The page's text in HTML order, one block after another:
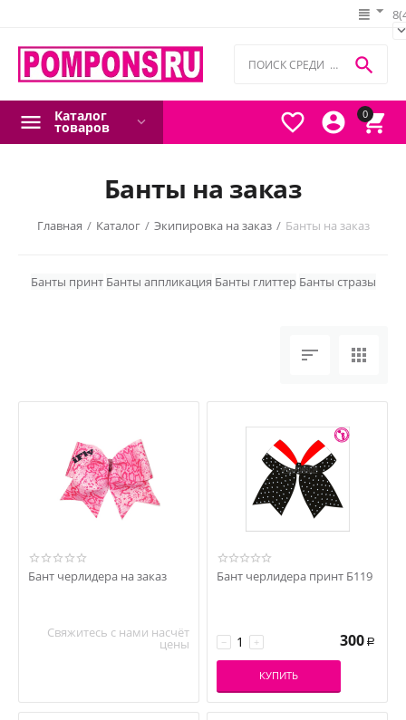
0




Каталог
товаров
Банты на заказ
Главная / Каталог / Экипировка на заказ / Банты на заказ
Банты принт Банты аппликация Банты глиттер Банты стразы
 
Бант черлидера на заказ
Свяжитесь с нами насчёт
цены
Бант черлидера принт Б119
+
− 300 Р
КУПИТЬ